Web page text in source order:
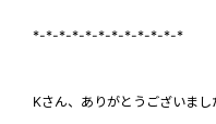
*-*-*-*-*-*-*-*-*-*-*-*
Kさん、ありがとうございまし